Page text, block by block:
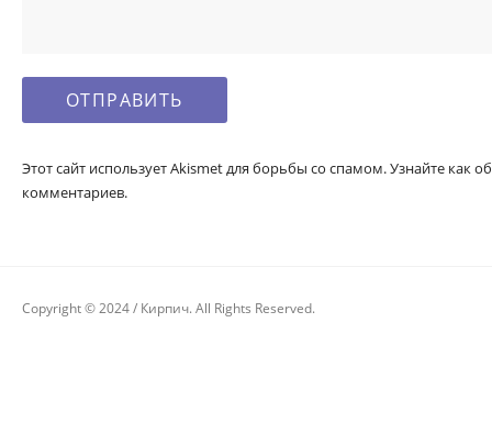
Этот сайт использует Akismet для борьбы со спамом. Узнайте как
комментариев.
Copyright © 2024 / Кирпич. All Rights Reserved.